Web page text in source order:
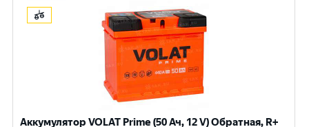
Аккумулятор VOLAT Prime (50 Ач, 12 V) Обратная, R+